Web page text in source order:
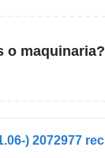
o maquinaria?